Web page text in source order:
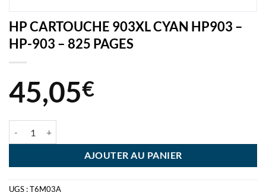
HP CARTOUCHE 903XL CYAN HP903 –
HP-903 – 825 PAGES
45,05€
AJOUTER AU PANIER
UGS :T6M03A